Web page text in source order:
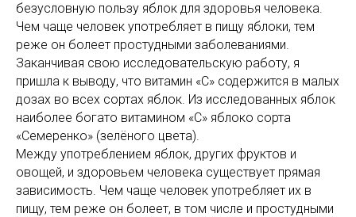
безусловную пользу яблок для здоровья человека.
Чем чаще человек употребляет в пищу яблоки, тем
реже он болеет простудными заболеваниями.
Заканчивая свою исследовательскую работу, я
пришла к выводу, что витамин «С» содержится в малых
дозах во всех сортах яблок. Из исследованных яблок
наиболее богато витамином «С» яблоко сорта
«Семеренко» (зелёного цвета).
Между употреблением яблок, других фруктов и
овощей, и здоровьем человека существует прямая
зависимость. Чем чаще человек употребляет их в
пищу, тем реже он болеет, в том числе и простудными